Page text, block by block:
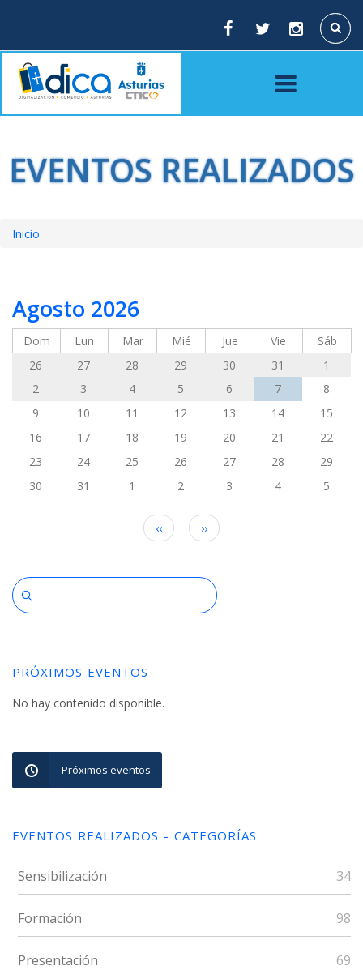
principal
Buscar
EVENTOS REALIZADOS
de
ayuda
la
navegación
Inicio
Agosto 2026
Dom Lun Mar Mié Jue Vie
Sáb
26
27 28 29 30 31
1
2
3 4 5 6 7
8
9
10 11 12 13 14
15
16
17 18 19 20 21
22
23
24 25 26 27 28
29
30
31 1 2 3 4 5
‹‹ ››
PRÓXIMOS EVENTOS
No hay contenido disponible.
Próximos eventos
EVENTOS REALIZADOS - CATEGORÍAS
Sensibilización 34
Formación 98
Presentación 69